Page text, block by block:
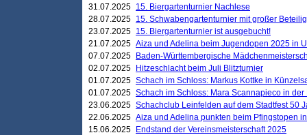
31.07.2025 15. Biergartenturnier Nachlese
28.07.2025 15. Schwabengartenturnier mit großer
23.07.2025 15. Biergartenturnier ist ausgebucht!
21.07.2025 Aiza und Adelina beim Jugendopen 2025 in
07.07.2025
Baden-Württembergische
02.07.2025
Hitzeschlacht beim Juli Blitzturnier
01.07.2025 Schach im Schloss: Markus Kottke in
01.07.2025 Schach im Schloss: Mara Scannapieco in der
23.06.2025 Schachclub Leinfelden auf dem Stadtfest 50
22.06.2025 Aiza und Adelina punkten beim Pfingstopen
15.06.2025
Endstand der Vereinsmeisterschaft 2025